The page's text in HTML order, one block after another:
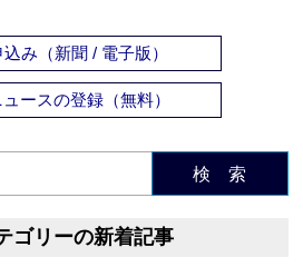
み（新聞 / 電子版）
ースの登録（無料）
検 索
ゴリーの新着記事